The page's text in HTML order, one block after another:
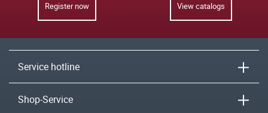
Register now View catalogs
Service hotline
Shop-Service